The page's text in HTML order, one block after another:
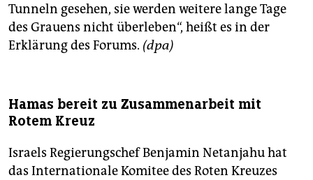
Tunneln gesehen, sie werden weitere lange Tage
des Grauens nicht überleben“, heißt es in der
Erklärung des Forums. (dpa)
Hamas bereit zu Zusammenarbeit mit
Rotem Kreuz
Israels Regierungschef Benjamin Netanjahu hat
das Internationale Komitee des Roten Kreuzes